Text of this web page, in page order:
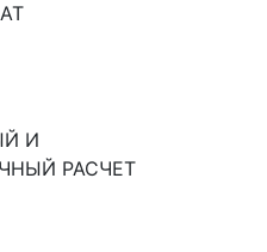
И
РАСЧЕТ